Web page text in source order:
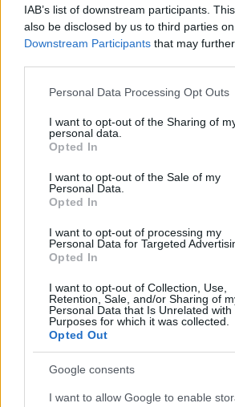
IAB’s list of downstream participants.
also be disclosed by us to third parties
Downstream Participants that may
Please note that this website/app uses
not limited to your visit or usage
grant or deny consent to Google and its
use your data for below specified
consent section.
Personal Data Processing Opt Outs
I want to opt-out of the Sharing of
personal data.
Opted In
I want to opt-out of the Sale of my
Personal Data.
Opted In
I want to opt-out of processing my
Personal Data for Targeted
Opted In
I want to opt-out of Collection, Use,
Retention, Sale, and/or Sharing of
Personal Data that Is Unrelated with
Purposes for which it was collected.
Opted Out
Google consents
I want to allow Google to enable
Continua a leggere